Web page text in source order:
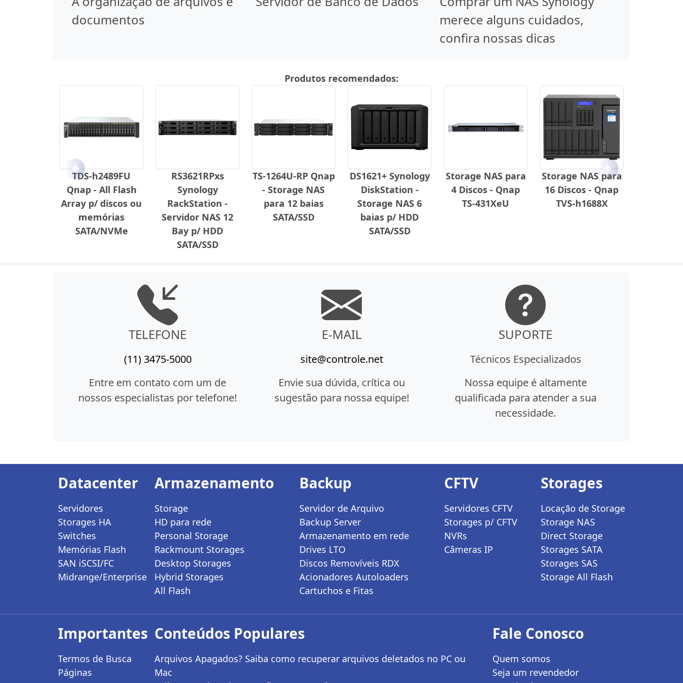
documentos
merece alguns cuidados,
confira nossas dicas
Produtos recomendados:
TDS-h2489FU
Qnap - All Flash
Array p/ discos ou
memórias
SATA/NVMe
RS3621RPxs
Synology
RackStation -
Servidor NAS 12
Bay p/ HDD
SATA/SSD
TS-1264U-RP Qnap
- Storage NAS
para 12 baias
SATA/SSD
DS1621+ Synology
DiskStation -
Storage NAS 6
baias p/ HDD
SATA/SSD
Storage NAS para
4 Discos - Qnap
TS-431XeU
Storage NAS para
16 Discos - Qnap
TVS-h1688X
Anterior Próximo
TELEFONE
(11) 3475-5000
Entre em contato com um de
nossos especialistas por telefone!
E-MAIL
site@controle.net
Envie sua dúvida, crítica ou
sugestão para nossa equipe!
SUPORTE
Técnicos Especializados
Nossa equipe é altamente
qualificada para atender a sua
necessidade.
Datacenter
Servidores
Storages HA
Switches
Memórias Flash
SAN iSCSI/FC
Midrange/Enterprise
Armazenamento
Storage
HD para rede
Personal Storage
Rackmount Storages
Desktop Storages
Hybrid Storages
All Flash
Backup
Servidor de Arquivo
Backup Server
Armazenamento em rede
Drives LTO
Discos Removíveis RDX
Acionadores Autoloaders
Cartuchos e Fitas
CFTV
Servidores CFTV
Storages p/ CFTV
NVRs
Câmeras IP
Storages
Locação de Storage
Storage NAS
Direct Storage
Storages SATA
Storages SAS
Storage All Flash
Importantes
Termos de Busca
Páginas
Conteúdos Populares
Arquivos Apagados? Saiba como recuperar arquivos deletados no PC ou
Mac
Fale Conosco
Quem somos
Seja um revendedor